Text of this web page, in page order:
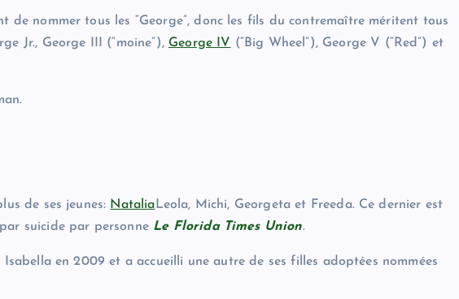
de nommer tous les “George”, donc les fils du contremaître méritent tous
Jr., George III (“moine”), George IV (“Big Wheel”), George V (“Red”) et
de ses jeunes: Natalia Leola, Michi, Georgeta et Freeda. Ce dernier est
suicide par personneLe Florida Times Union.
en 2009 et a accueilli une autre de ses filles adoptées nommées